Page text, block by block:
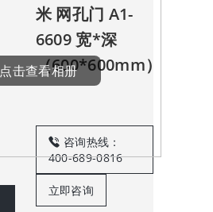
点击查看相册
米 网孔门 A1-
6609 宽*深
（600*600mm）
咨询热线：
400-689-0816
立即咨询